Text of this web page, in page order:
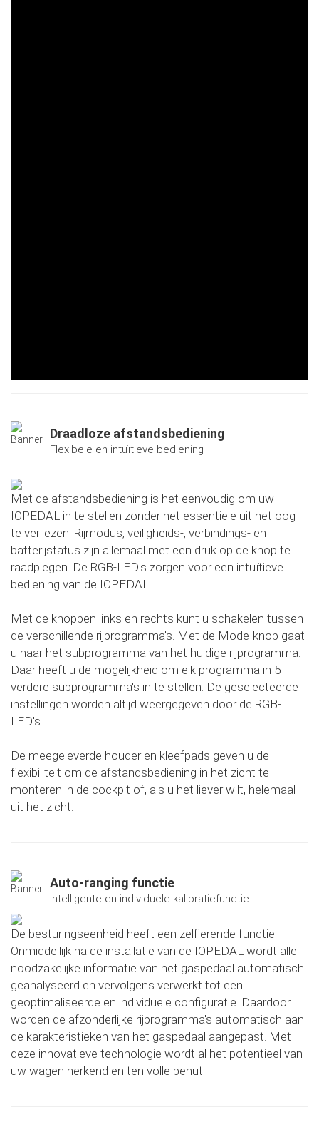
Draadloze afstandsbediening
Flexibele en intuïtieve bediening
Met de afstandsbediening is het eenvoudig om uw
IOPEDAL in te stellen zonder het essentiële uit het oog
te verliezen. Rijmodus, veiligheids-, verbindings- en
batterijstatus zijn allemaal met een druk op de knop te
raadplegen. De RGB-LED's zorgen voor een intuïtieve
bediening van de IOPEDAL.
Met de knoppen links en rechts kunt u schakelen tussen
de verschillende rijprogramma's. Met de Mode-knop gaat
u naar het subprogramma van het huidige rijprogramma.
Daar heeft u de mogelijkheid om elk programma in 5
verdere subprogramma's in te stellen. De geselecteerde
instellingen worden altijd weergegeven door de RGB-
LED's.
De meegeleverde houder en kleefpads geven u de
flexibiliteit om de afstandsbediening in het zicht te
monteren in de cockpit of, als u het liever wilt, helemaal
uit het zicht.
Auto-ranging functie
Intelligente en individuele kalibratiefunctie
De besturingseenheid heeft een zelflerende functie.
Onmiddellijk na de installatie van de IOPEDAL wordt alle
noodzakelijke informatie van het gaspedaal automatisch
geanalyseerd en vervolgens verwerkt tot een
geoptimaliseerde en individuele configuratie. Daardoor
worden de afzonderlijke rijprogramma's automatisch aan
de karakteristieken van het gaspedaal aangepast. Met
deze innovatieve technologie wordt al het potentieel van
uw wagen herkend en ten volle benut.